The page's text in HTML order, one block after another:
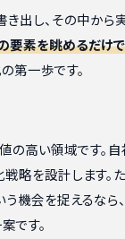
出し、その中から
要素を眺めるだけで
第一歩です。
の高い領域です。
略を設計します。
機会を捉えるなら
です。